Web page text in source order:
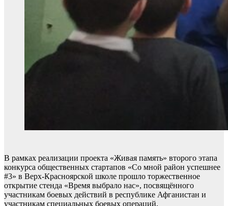
В рамках реализации проекта «Живая память» второго этапа
конкурса общественных стартапов «Со мной район успешнее
#3» в Верх-Красноярской школе прошло торжественное
открытие стенда «Время выбрало нас», посвящённого
участникам боевых действий в республике Афганистан и
участникам специальных боевых операций.